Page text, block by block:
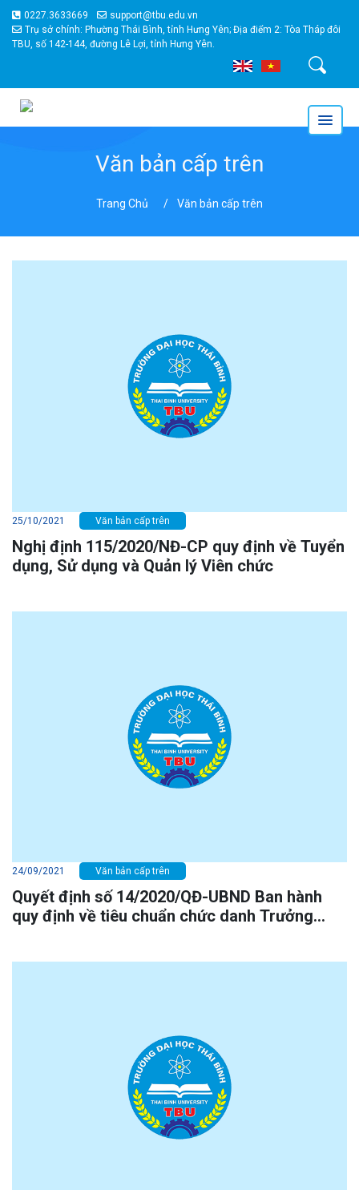
0227.3633669
support@tbu.edu.vn
Trụ sở chính: Phường Thái Bình, tỉnh Hưng Yên; Địa điểm 2: Tòa Tháp đôi
TBU, số 142-144, đường Lê Lợi, tỉnh Hưng Yên.
Tìm kiếm
Văn bản cấp trên
Trang Chủ Văn bản cấp trên
25/10/2021 Văn bản cấp trên
Nghị định 115/2020/NĐ-CP quy định về Tuyển
dụng, Sử dụng và Quản lý Viên chức
24/09/2021 Văn bản cấp trên
Quyết định số 14/2020/QĐ-UBND Ban hành
quy định về tiêu chuẩn chức danh Trưởng